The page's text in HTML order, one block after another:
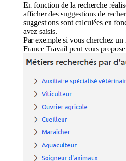
En fonction de la recherche
afficher des suggestions de
suggestions sont calculées en
avez saisis.
Par exemple si vous cherchez
France Travail peut vous